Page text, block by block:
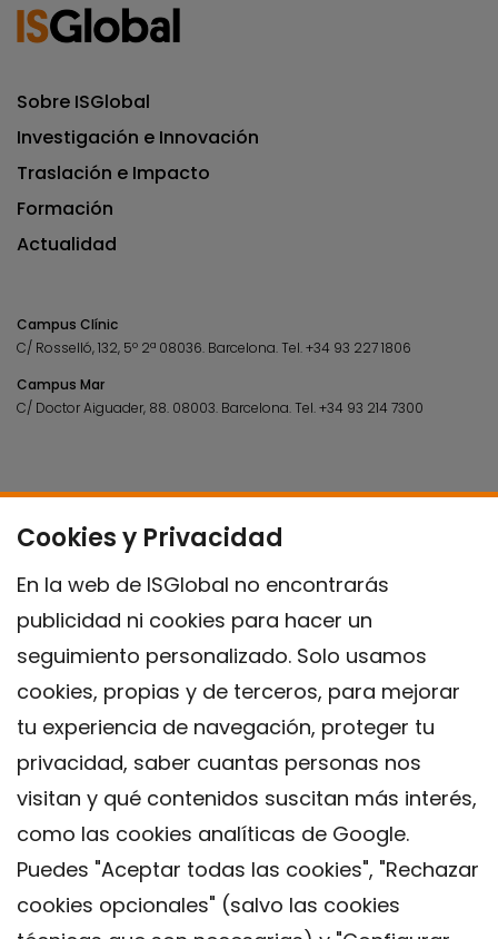
Cookies y Privacidad
En la web de ISGlobal no encontrarás
publicidad ni cookies para hacer un
seguimiento personalizado. Solo usamos
cookies, propias y de terceros, para mejorar
tu experiencia de navegación, proteger tu
privacidad, saber cuantas personas nos
visitan y qué contenidos suscitan más interés,
como las cookies analíticas de Google.
Puedes "Aceptar todas las cookies", "Rechazar
cookies opcionales" (salvo las cookies
Sobre ISGlobal
Investigación e Innovación
Traslación e Impacto
Formación
Actualidad
Campus Clínic
C/ Rosselló, 132, 5º 2ª 08036. Barcelona.Tel.+34 93 227 1806
Campus Mar
C/ Doctor Aiguader, 88. 08003. Barcelona.Tel.+34 93 214 7300